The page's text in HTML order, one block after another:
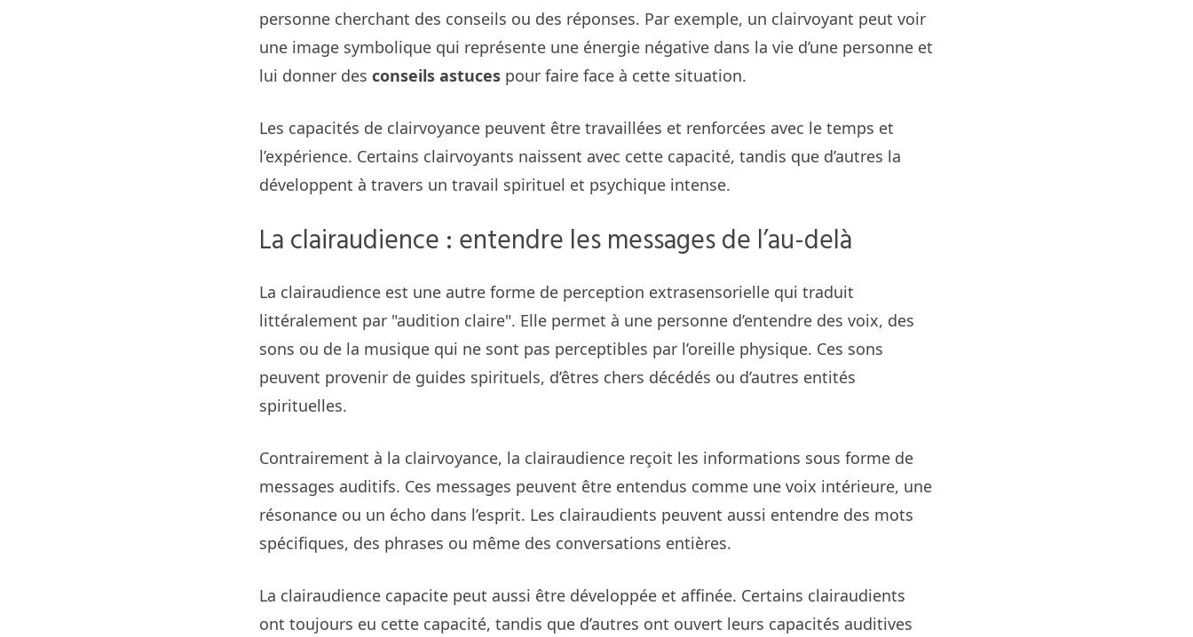
personne cherchant des conseils ou des réponses. Par exemple, un clairvoyant peut voir
une image symbolique qui représente une énergie négative dans la vie d’une personne et
lui donner des conseils astuces pour faire face à cette situation.
Les capacités de clairvoyance peuvent être travaillées et renforcées avec le temps et
l’expérience. Certains clairvoyants naissent avec cette capacité, tandis que d’autres la
développent à travers un travail spirituel et psychique intense.
La clairaudience : entendre les messages de l’au-delà
La clairaudience est une autre forme de perception extrasensorielle qui traduit
littéralement par "audition claire". Elle permet à une personne d’entendre des voix, des
sons ou de la musique qui ne sont pas perceptibles par l’oreille physique. Ces sons
peuvent provenir de guides spirituels, d’êtres chers décédés ou d’autres entités
spirituelles.
Contrairement à la clairvoyance, la clairaudience reçoit les informations sous forme de
messages auditifs. Ces messages peuvent être entendus comme une voix intérieure, une
résonance ou un écho dans l’esprit. Les clairaudients peuvent aussi entendre des mots
spécifiques, des phrases ou même des conversations entières.
La clairaudience capacite peut aussi être développée et affinée. Certains clairaudients
ont toujours eu cette capacité, tandis que d’autres ont ouvert leurs capacités auditives